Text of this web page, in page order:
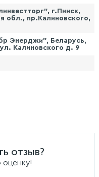
г.Пинск,
обл., пр.Калиновского,
Энерджи", Беларусь,
Калиновского д. 9
отзыв?
оценку!